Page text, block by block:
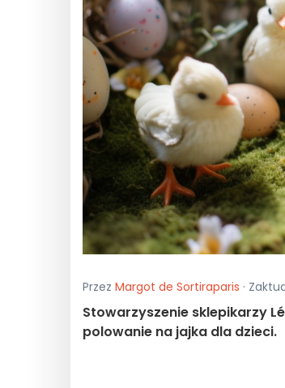
Przez Margot de Sortiraparis ·
Stowarzyszenie sklepikarzy
polowanie na jajka dla dzieci.